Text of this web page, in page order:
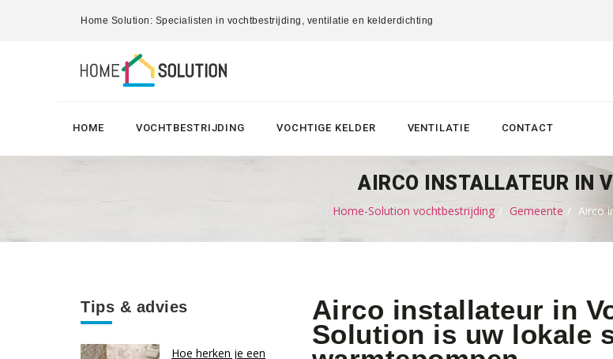
Home Solution: Specialisten in vochtbestrijding, ventilatie en kelderdichting
HOME VOCHTBESTRIJDING VOCHTIGE KELDER VENTILATIE CONTACT
AIRCO INSTALLATEUR IN
Home-Solution vochtbestrijding Gemeente Airco
Tips & advies
Hoe herken je een
Airco installateur in
Solution is uw lokale